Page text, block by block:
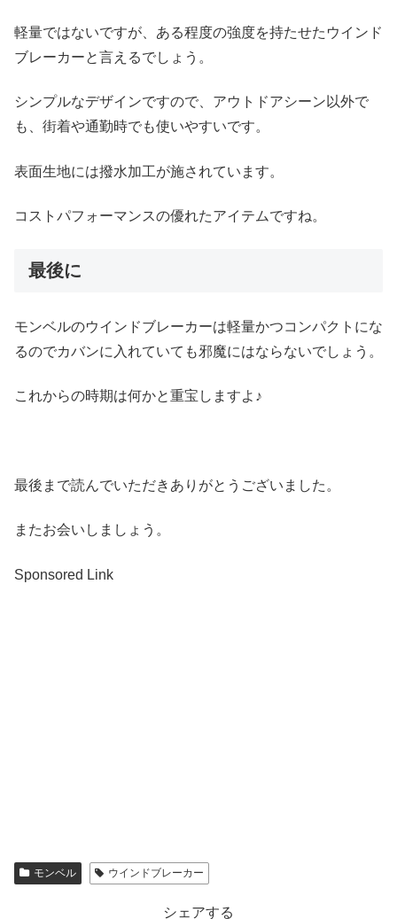
軽量ではないですが、ある程度の強度を持たせたウインド
ブレーカーと言えるでしょう。
シンプルなデザインですので、アウトドアシーン以外で
も、街着や通勤時でも使いやすいです。
表面生地には撥水加工が施されています。
コストパフォーマンスの優れたアイテムですね。
最後に
モンベルのウインドブレーカーは軽量かつコンパクトにな
るのでカバンに入れていても邪魔にはならないでしょう。
これからの時期は何かと重宝しますよ♪
最後まで読んでいただきありがとうございました。
またお会いしましょう。
Sponsored Link
モンベル ウインドブレーカー
シェアする